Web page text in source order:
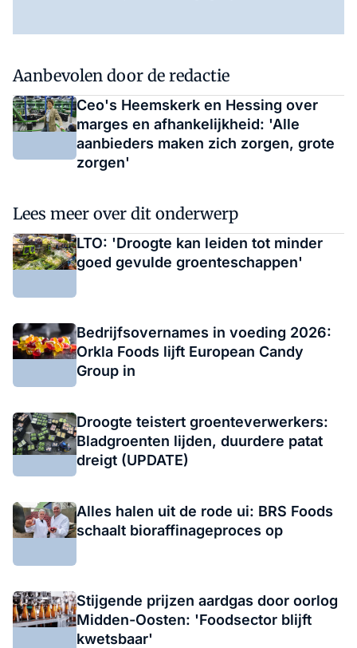
Aanbevolen door de redactie
Ceo's Heemskerk en Hessing over
marges en afhankelijkheid: 'Alle
aanbieders maken zich zorgen, grote
zorgen'
Lees meer over dit onderwerp
LTO: 'Droogte kan leiden tot minder
goed gevulde groenteschappen'
Bedrijfsovernames in voeding 2026:
Orkla Foods lijft European Candy
Group in
Droogte teistert groenteverwerkers:
Bladgroenten lijden, duurdere patat
dreigt (UPDATE)
Alles halen uit de rode ui: BRS Foods
schaalt bioraffinageproces op
Stijgende prijzen aardgas door oorlog
Midden-Oosten: 'Foodsector blijft
kwetsbaar'